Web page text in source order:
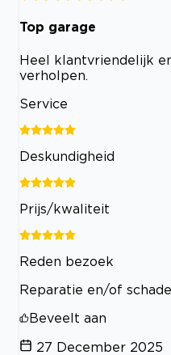
Top garage
Heel klantvriendelijk
verholpen.
Service
Deskundigheid
Prijs/kwaliteit
Reden bezoek
Reparatie en/of
Beveelt aan
27 December 2025